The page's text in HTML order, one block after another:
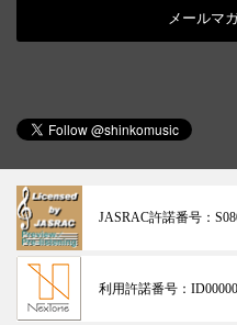
メールマ
JASRAC許諾番号：
利用許諾番号：